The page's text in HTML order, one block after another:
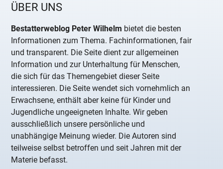
ÜBER UNS
Bestatterweblog Peter Wilhelm bietet die besten
Informationen zum Thema. Fachinformationen, fair
und transparent. Die Seite dient zur allgemeinen
Information und zur Unterhaltung für Menschen,
die sich für das Themengebiet dieser Seite
interessieren. Die Seite wendet sich vornehmlich an
Erwachsene, enthält aber keine für Kinder und
Jugendliche ungeeigneten Inhalte. Wir geben
ausschließlich unsere persönliche und
unabhängige Meinung wieder. Die Autoren sind
teilweise selbst betroffen und seit Jahren mit der
Materie befasst.